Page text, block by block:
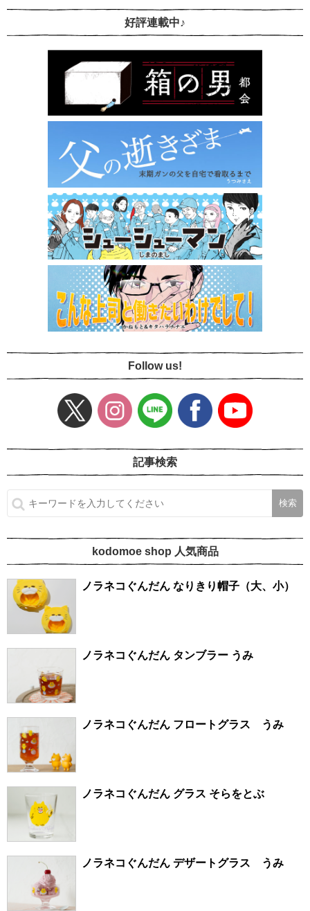
好評連載中♪
Follow us!
記事検索
kodomoe shop 人気商品
ノラネコぐんだん なりきり帽子（大、小）
ノラネコぐんだん タンブラー うみ
ノラネコぐんだん フロートグラス うみ
ノラネコぐんだん グラス そらをとぶ
ノラネコぐんだん デザートグラス うみ